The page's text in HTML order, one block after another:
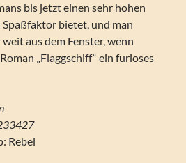
bis jetzt einen sehr hohen
bietet, und man
aus dem Fenster, wenn
„Flaggschiff“ ein furioses
Rebel